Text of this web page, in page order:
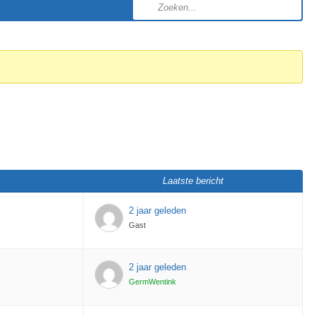
Laatste bericht
2 jaar geleden
Gast
2 jaar geleden
GermWentink